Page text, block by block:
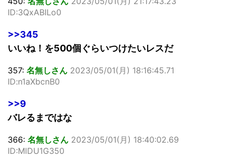
ID:3QxABILo0
>>345
いいね！を500個ぐらいつけたいレスだ
357: 名無しさん 2023/05/01(月) 18:16:45.71
ID:n1aXbcnB0
>>9
バレるまではな
366: 名無しさん 2023/05/01(月) 18:40:02.69
ID:MlDU1G350